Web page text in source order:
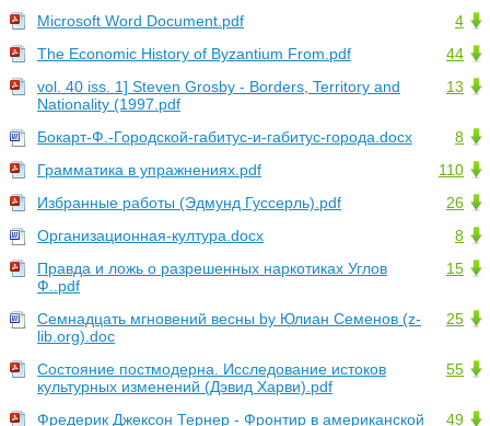
4
Microsoft Word Document.pdf
44
The Economic History of Byzantium From.pdf
13
vol. 40 iss. 1] Steven Grosby - Borders, Territory and
Nationality (1997.pdf
8
Бокарт-Ф.-Городской-габитус-и-габитус-города.docx
110
Грамматика в упражнениях.pdf
26
Избранные работы (Эдмунд Гуссерль).pdf
8
Организационная-култура.docx
15
Правда и ложь о разрешенных наркотиках Углов
Ф..pdf
25
Семнадцать мгновений весны by Юлиан Семенов (z-
lib.org).doc
55
Состояние постмодерна. Исследование истоков
культурных изменений (Дэвид Харви).pdf
49
Фредерик Джексон Тернер - Фронтир в американской